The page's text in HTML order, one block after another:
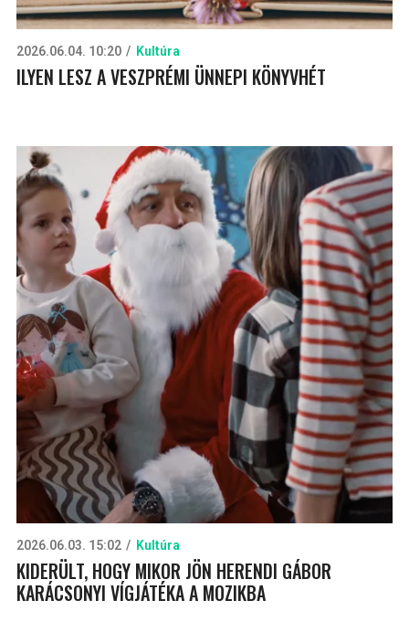
2026.06.04. 10:20 Kultúra
ILYEN LESZ A VESZPRÉMI ÜNNEPI KÖNYVHÉT
2026.06.03. 15:02 Kultúra
KIDERÜLT, HOGY MIKOR JÖN HERENDI GÁBOR
KARÁCSONYI VÍGJÁTÉKA A MOZIKBA